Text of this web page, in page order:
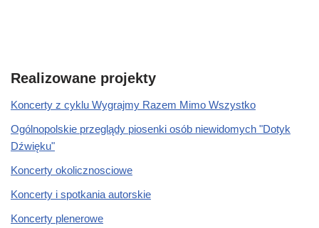
Realizowane projekty
Koncerty z cyklu Wygrajmy Razem Mimo Wszystko
Ogólnopolskie przeglądy piosenki osób niewidomych "Dotyk
Dźwięku"
Koncerty okolicznosciowe
Koncerty i spotkania autorskie
Koncerty plenerowe